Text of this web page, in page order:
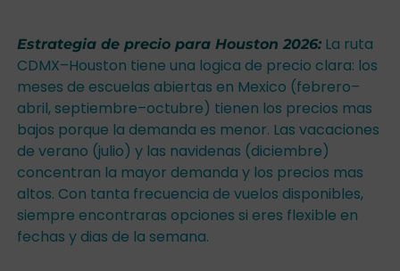
Estrategia de precio para Houston 2026:La ruta
CDMX–Houston tiene una logica de precio clara: los
meses de escuelas abiertas en Mexico (febrero–
abril, septiembre–octubre) tienen los precios mas
bajos porque la demanda es menor. Las vacaciones
de verano (julio) y las navidenas (diciembre)
concentran la mayor demanda y los precios mas
altos. Con tanta frecuencia de vuelos disponibles,
siempre encontraras opciones si eres flexible en
fechas y dias de la semana.